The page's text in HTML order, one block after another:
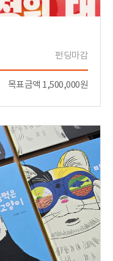
펀딩마감
목표금액 1,500,000원